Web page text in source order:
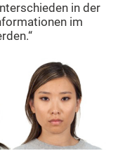
in der
im